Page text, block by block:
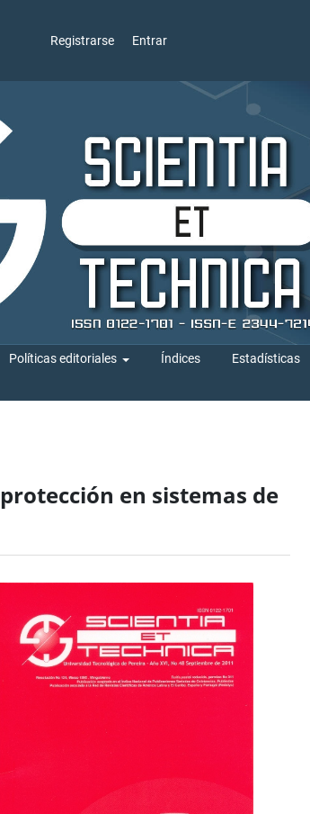
Registrarse Entrar
Políticas editoriales Índices Estadísticas
en sistemas de